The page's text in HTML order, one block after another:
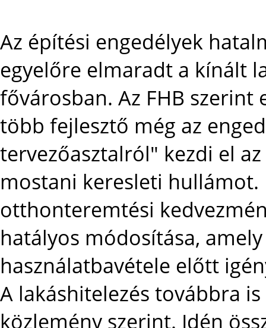
Az építési engedélyek
egyelőre elmaradt a kínált
fővárosban. Az FHB
több fejlesztő még az
tervezőasztalról" kezdi el
mostani keresleti
otthonteremtési
hatályos módosítása,
használatbavétele előtt
A lakáshitelezés továbbra
közlemény szerint. Idén